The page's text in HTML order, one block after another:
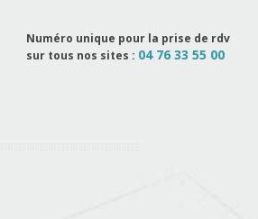
Numéro unique pour la prise de rdv
sur tous nos sites : 04 76 33 55 00